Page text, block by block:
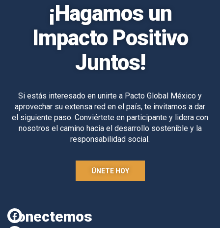
¡Hagamos un
Impacto Positivo
Juntos!
Si estás interesado en unirte a Pacto Global México y
aprovechar su extensa red en el país, te invitamos a dar
el siguiente paso. Conviértete en participante y lidera con
nosotros el camino hacia el desarrollo sostenible y la
responsabilidad social.
ÚNETE HOY
Conectemos